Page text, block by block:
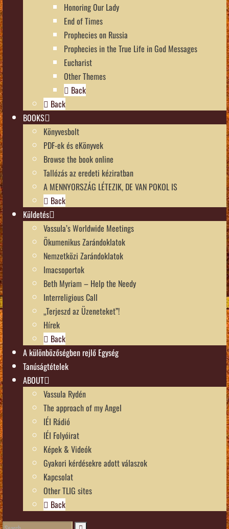
Honoring Our Lady
End of Times
Prophecies on Russia
Prophecies in the True Life in God Messages
Eucharist
Other Themes
Back
Back
BOOKS
Könyvesbolt
PDF-ek és eKönyvek
Browse the book online
Tallózás az eredeti kéziratban
A MENNYORSZÁG LÉTEZIK, DE VAN POKOL IS
Back
Küldetés
Vassula’s Worldwide Meetings
Ökumenikus Zarándoklatok
Nemzetközi Zarándoklatok
Imacsoportok
Beth Myriam – Help the Needy
Interreligious Call
„Terjeszd az Üzeneteket”!
Hírek
Back
A különbözőségben rejlő Egység
Tanúságtételek
ABOUT
Vassula Rydén
The approach of my Angel
IÉI Rádió
IÉI Folyóirat
Képek & Videók
Gyakori kérdésekre adott válaszok
Kapcsolat
Other TLIG sites
Back